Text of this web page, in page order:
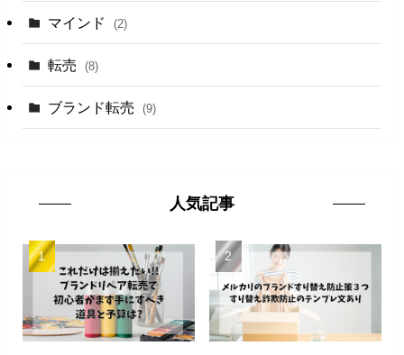
マインド (2)
転売 (8)
ブランド転売 (9)
人気記事